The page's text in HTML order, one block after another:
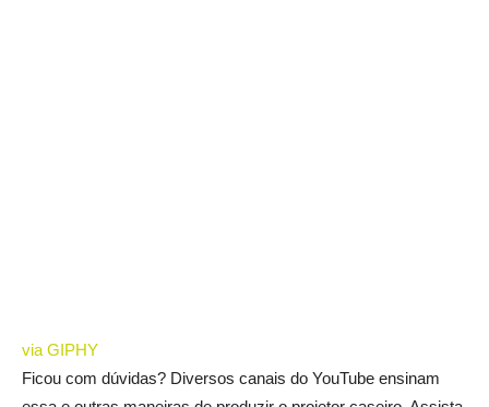
via GIPHY
Ficou com dúvidas? Diversos canais do YouTube ensinam